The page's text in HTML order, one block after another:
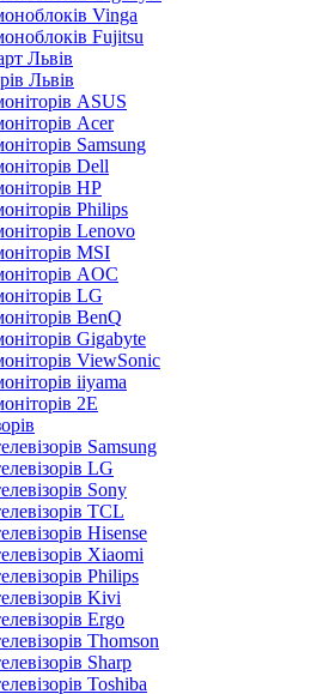
Vinga
Fujitsu
Львів
Львів
ASUS
Acer
Samsung
Dell
HP
Philips
Lenovo
MSI
AOC
LG
BenQ
Gigabyte
ViewSonic
iiyama
2E
Samsung
LG
Sony
TCL
Hisense
Xiaomi
Philips
Kivi
Ergo
Thomson
Sharp
Toshiba